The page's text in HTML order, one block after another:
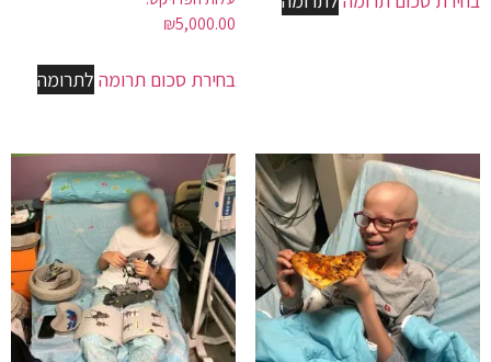
₪5,000.00
בחירת סכום תרומה לתרומה